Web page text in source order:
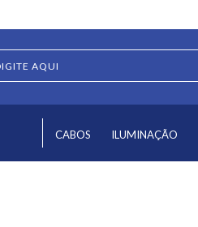
CABOS ILUMINAÇÃO